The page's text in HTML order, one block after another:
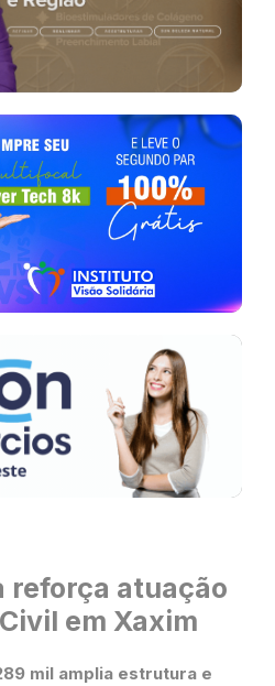
reforça atuação
em Xaxim
mil amplia estrutura e